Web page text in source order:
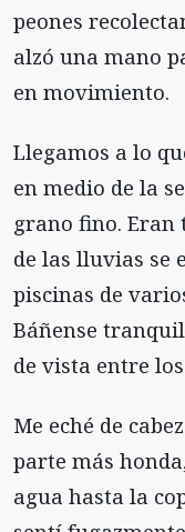
peones
alzó una mano
en movimiento.
Llegamos a lo
en medio de la
grano fino.
de las lluvias se
piscinas de
Báñense
de vista entre
Me eché de
parte más
agua hasta la